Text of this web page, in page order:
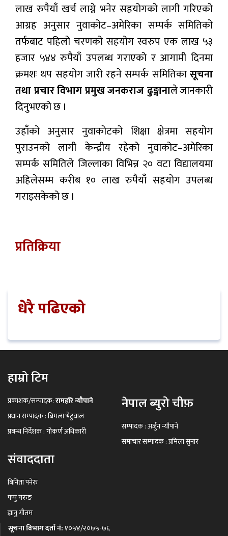
लाख रुपैयाँ खर्च लाग्ने भनेर सहयोगको लागी गरिएको
आग्रह अनुसार नुवाकोट–अमेरिका सम्पर्क समितिको
तर्फबाट पहिलो चरणको सहयोग स्वरुप एक लाख ५३
हजार ५४४ रुपैयाँ उपलब्ध गराएको र आगामी दिनमा
क्रमशः थप सहयोग जारी रहने सम्पर्क समितिकासूचना
तथा प्रचार विभाग प्रमुख जनकराज ढुङ्गानाले जानकारी
दिनुभएको छ ।
उहाँको अनुसार नुवाकोटको शिक्षा क्षेत्रमा सहयोग
पुराउनको लागी केन्द्रीय रहेको नुवाकोट–अमेरिका
सम्पर्क समितिले जिल्लाका विभिन्न २० वटा विद्यालयमा
अहिलेसम्म करीब १० लाख रुपैयाँ सहयोग उपलब्ध
गराइसकेको छ ।
प्रतिक्रिया
धेरै पढिएको
हाम्रो टिम
प्रकाशक/सम्पादक:रामहरि न्यौपाने
प्रधान सम्पादक : बिमला भेटुवाल
प्रबन्ध निर्देशक : गोकर्ण अधिकारी
नेपाल ब्युरो चीफ़
सम्पादक : अर्जुन न्यौपाने
समाचार सम्पादक : प्रमिला सुनार
संवाददाता
बिनिता पनेरु
पप्पु गरुङ
ज्ञानु गौतम
सूचना विभाग दर्ता नं: १०५४/२०७५-७६